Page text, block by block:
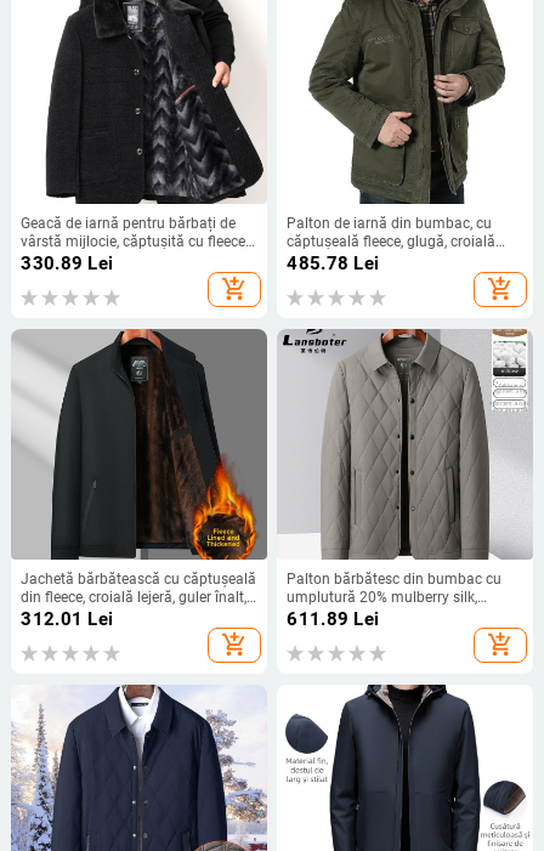
Geacă de iarnă pentru bărbați de
vârstă mijlocie, căptușită cu fleece,
groasă, cu fermoar și buzunare
330.89 Lei
add_shopping_cart
Palton de iarnă din bumbac, cu
căptușeală fleece, glugă, croială
lejeră, fermoar și multe buzunare.
485.78 Lei
add_shopping_cart
Jachetă bărbătească cu căptușeală
din fleece, croială lejeră, guler înalt,
închidere cu fermoar, umplutură din
312.01 Lei
add_shopping_cart
Palton bărbătesc din bumbac cu
umplutură 20% mulberry silk,
lungime medie, model pătrat, guler
rever, nasturi la un rând, buzunare
multiple, iarnă, croială ajustată
611.89 Lei
add_shopping_cart